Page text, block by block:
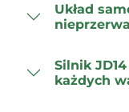
Układ
Silnik
każdych